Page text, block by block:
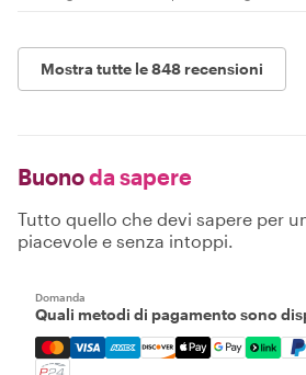
Mostra tutte le 848 recensioni
Buonoda sapere
Tutto quello che devi sapere per
piacevole e senza intoppi.
Domanda
Quali metodi di pagamento sono
Mastercard, Visa, Amex,